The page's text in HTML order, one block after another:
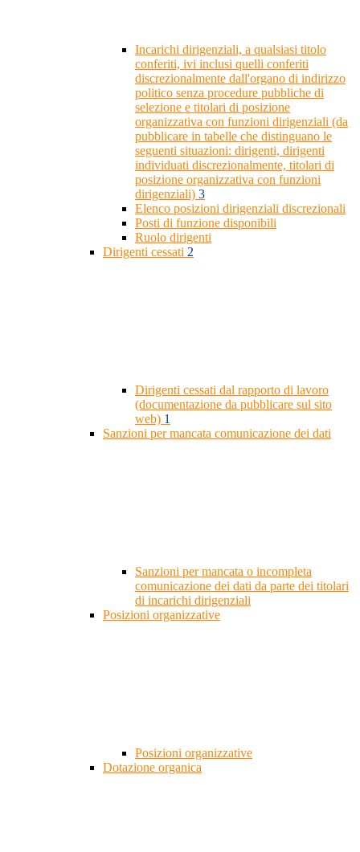
Incarichi dirigenziali, a qualsiasi titolo
conferiti, ivi inclusi quelli conferiti
discrezionalmente dall'organo di indirizzo
politico senza procedure pubbliche di
selezione e titolari di posizione
organizzativa con funzioni dirigenziali (da
pubblicare in tabelle che distinguano le
seguenti situazioni: dirigenti, dirigenti
individuati discrezionalmente, titolari di
posizione organizzativa con funzioni
dirigenziali) 3
Elenco posizioni dirigenziali discrezionali
Posti di funzione disponibili
Ruolo dirigenti
Dirigenti cessati 2
Dirigenti cessati dal rapporto di lavoro
(documentazione da pubblicare sul sito
web) 1
Sanzioni per mancata comunicazione dei dati
Sanzioni per mancata o incompleta
comunicazione dei dati da parte dei titolari
di incarichi dirigenziali
Posizioni organizzative
Posizioni organizzative
Dotazione organica